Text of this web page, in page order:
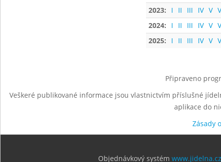
2023:
I II III IV V
2024:
I II III IV V
2025:
I II III IV V
Připraveno
Veškeré publikované informace jsou vlastnictvím příslušné
aplikace do
Zásady
Objednávkový systém www.jidelna.cz